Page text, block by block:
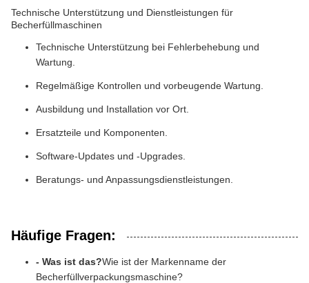
Technische Unterstützung und Dienstleistungen für
Becherfüllmaschinen
Technische Unterstützung bei Fehlerbehebung und
Wartung.
Regelmäßige Kontrollen und vorbeugende Wartung.
Ausbildung und Installation vor Ort.
Ersatzteile und Komponenten.
Software-Updates und -Upgrades.
Beratungs- und Anpassungsdienstleistungen.
Häufige Fragen:
- Was ist das?Wie ist der Markenname der
Becherfüllverpackungsmaschine?